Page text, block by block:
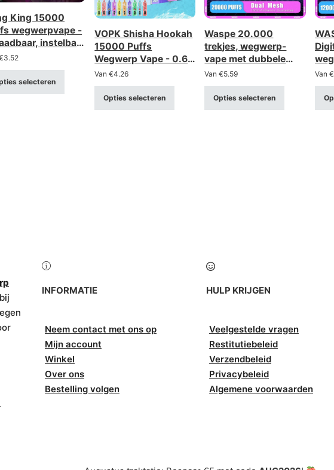
King 15000
wegwerpvape -
instelbare
3.52
selecteren
VOPK Shisha Hookah
15000 Puffs
Wegwerp Vape - 0.6Ω
Mesh Coil,
Oplaadbaar
Van€4.26
Opties selecteren
Waspe 20.000
trekjes, wegwerp-
vape met dubbele
mesh-box –
oplaadbaar met LCD-
scherm (sterkte 0-
5%)
Van€5.59
Opties selecteren
Van €
INFORMATIE
Neem contact met ons op
Mijn account
Winkel
Over ons
Bestelling volgen
HULP KRIJGEN
Veelgestelde vragen
Restitutiebeleid
Verzendbeleid
Privacybeleid
Algemene voorwaarden